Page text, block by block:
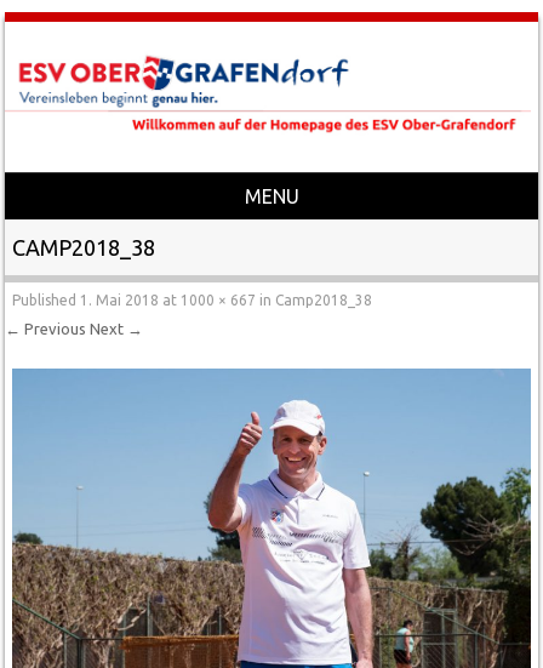
MENU
Skip to content
CAMP2018_38
Published 1. Mai 2018 at 1000 × 667 in Camp2018_38
← Previous Next →